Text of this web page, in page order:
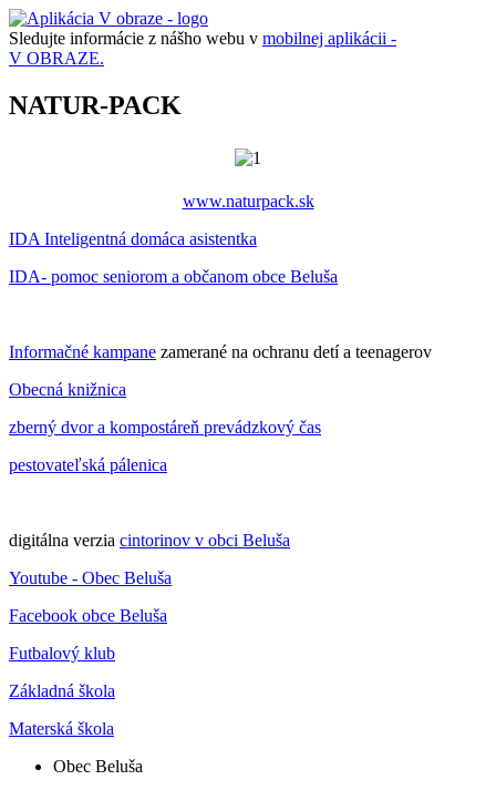
Sledujte informácie z nášho webu v mobilnej aplikácii -
V OBRAZE.
NATUR-PACK
www.naturpack.sk
IDA Inteligentná domáca asistentka
IDA- pomoc seniorom a občanom obce Beluša
Informačné kampane zamerané na ochranu detí a teenagerov
Obecná knižnica
zberný dvor a kompostáreň prevádzkový čas
pestovateľská pálenica
digitálna verzia cintorinov v obci Beluša
Youtube - Obec Beluša
Facebook obce Beluša
Futbalový klub
Základná škola
Materská škola
Obec Beluša